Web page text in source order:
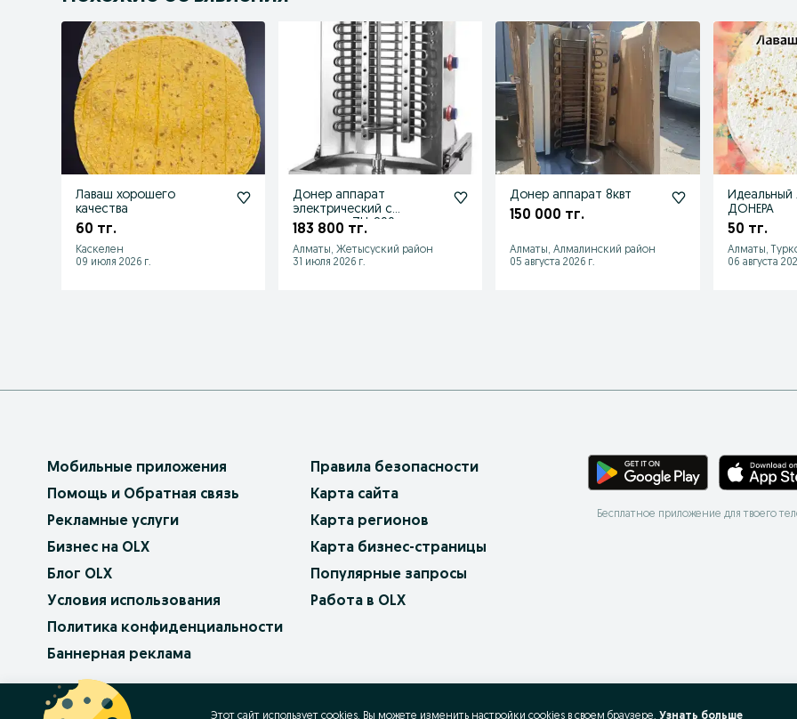
Лаваш хорошего
качества
60 тг.
Каскелен
09 июля 2026 г.
Донер аппарат
электрический с
мотором ZH-890.
183 800 тг.
Алматы, Жетысуский район
31 июля 2026 г.
Донер аппарат 8квт
150 000 тг.
Алматы, Алмалинский район
05 августа 2026 г.
Идеальный
ДОНЕРА
50 тг.
Алматы,
06 августа
Мобильные приложения
Помощь и Обратная связь
Рекламные услуги
Бизнес на OLX
Блог OLX
Условия использования
Политика конфиденциальности
Баннерная реклама
Правила безопасности
Карта сайта
Карта регионов
Карта бизнес-страницы
Популярные запросы
Работа в OLX
Бесплатное приложение для твоего
OLX.bg
Этот сайт использует cookies. Вы можете изменить настройки cookies в своeм браузере. Узнать больше